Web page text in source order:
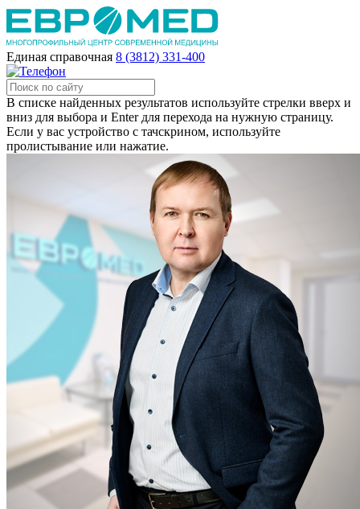
Единая справочная 8 (3812) 331-400
В списке найденных результатов используйте стрелки вверх и
вниз для выбора и Enter для перехода на нужную страницу.
Если у вас устройство с тачскрином, используйте
пролистывание или нажатие.